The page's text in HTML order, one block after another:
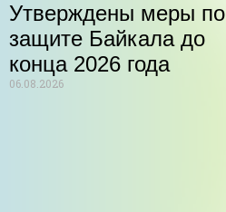
Утверждены меры по
защите Байкала до
конца 2026 года
06.08.2026